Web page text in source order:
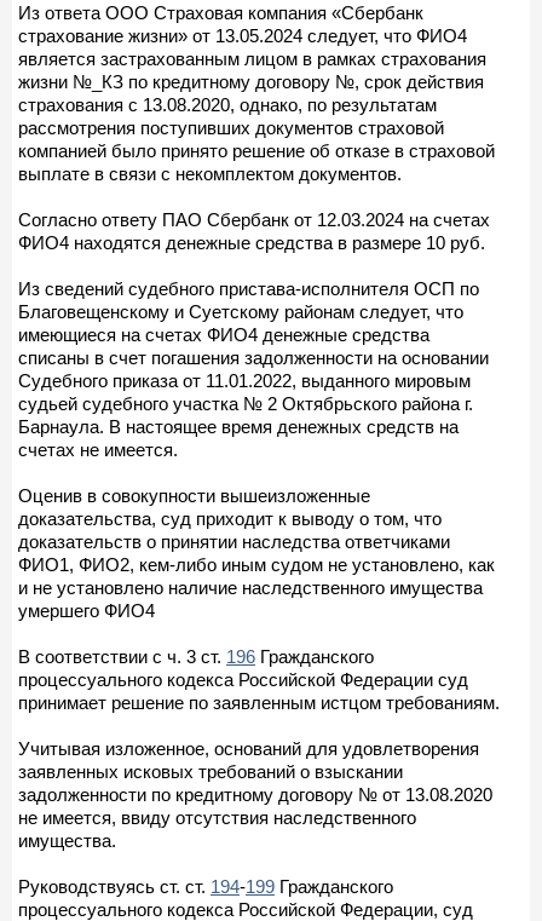
Из ответа ООО Страховая компания «Сбербанк
страхование жизни» от 13.05.2024 следует, что ФИО4
является застрахованным лицом в рамках страхования
жизни №_КЗ по кредитному договору №, срок действия
страхования с 13.08.2020, однако, по результатам
рассмотрения поступивших документов страховой
компанией было принято решение об отказе в страховой
выплате в связи с некомплектом документов.
Согласно ответу ПАО Сбербанк от 12.03.2024 на счетах
ФИО4 находятся денежные средства в размере 10 руб.
Из сведений судебного пристава-исполнителя ОСП по
Благовещенскому и Суетскому районам следует, что
имеющиеся на счетах ФИО4 денежные средства
списаны в счет погашения задолженности на основании
Судебного приказа от 11.01.2022, выданного мировым
судьей судебного участка № 2 Октябрьского района г.
Барнаула. В настоящее время денежных средств на
счетах не имеется.
Оценив в совокупности вышеизложенные
доказательства, суд приходит к выводу о том, что
доказательств о принятии наследства ответчиками
ФИО1, ФИО2, кем-либо иным судом не установлено, как
и не установлено наличие наследственного имущества
умершего ФИО4
В соответствии с ч. 3 ст. 196 Гражданского
процессуального кодекса Российской Федерации суд
принимает решение по заявленным истцом требованиям.
Учитывая изложенное, оснований для удовлетворения
заявленных исковых требований о взыскании
задолженности по кредитному договору № от 13.08.2020
не имеется, ввиду отсутствия наследственного
имущества.
Руководствуясь ст. ст. 194-199 Гражданского
процессуального кодекса Российской Федерации, суд